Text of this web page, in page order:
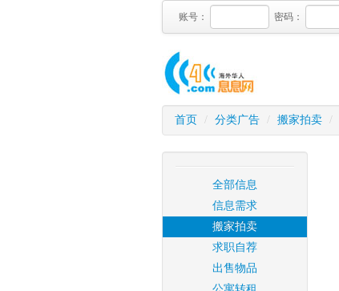
账号： 密码：
首页 / 分类广告 / 搬家拍卖 /
全部信息
信息需求
搬家拍卖
求职自荐
出售物品